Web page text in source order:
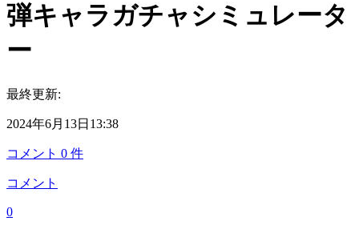
弾キャラガチャシミュレータ
ー
最終更新:
2024年6月13日13:38
コメント 0 件
コメント
0